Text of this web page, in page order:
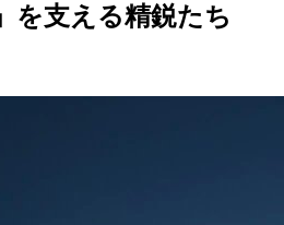
を支える精鋭たち